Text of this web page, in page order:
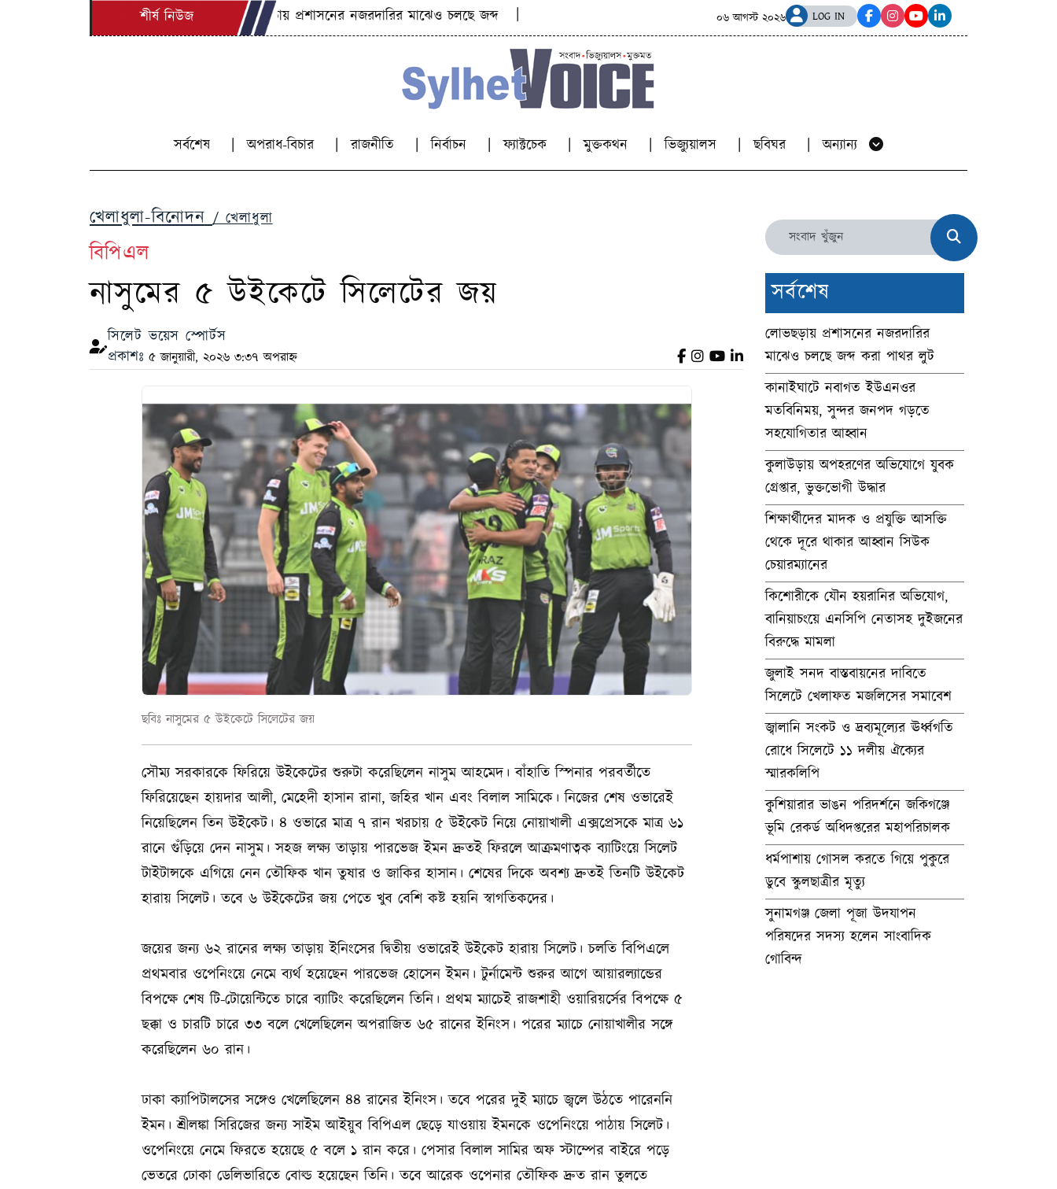
শীর্ষ নিউজ লোভছড়ায় প্রশাসনের নজরদারির মাঝেও চলছে জব্দ করা পাথর লুট কিশোরীকে যৌন হয়রানির অভিযোগ, বানিয়াচংয়ে এনসিপি নেতাসহ দুইজনের বিরুদ্ধে মামলা
| ০৬ আগস্ট ২০২৬ LOG IN
সর্বশেষ অপরাধ-বিচার রাজনীতি নির্বাচন ফ্যাক্টচেক মুক্তকথন ভিজ্যুয়ালস ছবিঘর অন্যান্য
খেলাধুলা-বিনোদন / খেলাধুলা
বিপিএল
নাসুমের ৫ উইকেটে সিলেটের জয়
সিলেট ভয়েস স্পোর্টস
প্রকাশঃ ৫ জানুয়ারী, ২০২৬ ৩:৩৭ অপরাহ্ন
ছবিঃ নাসুমের ৫ উইকেটে সিলেটের জয়
সৌম্য সরকারকে ফিরিয়ে উইকেটের শুরুটা করেছিলেন নাসুম আহমেদ। বাঁহাতি স্পিনার পরবর্তীতে
ফিরিয়েছেন হায়দার আলী, মেহেদী হাসান রানা, জহির খান এবং বিলাল সামিকে। নিজের শেষ ওভারেই
নিয়েছিলেন তিন উইকেট। ৪ ওভারে মাত্র ৭ রান খরচায় ৫ উইকেট নিয়ে নোয়াখালী এক্সপ্রেসকে মাত্র ৬১
রানে গুঁড়িয়ে দেন নাসুম। সহজ লক্ষ্য তাড়ায় পারভেজ ইমন দ্রুতই ফিরলে আক্রমণাত্বক ব্যাটিংয়ে সিলেট
টাইটান্সকে এগিয়ে নেন তৌফিক খান তুষার ও জাকির হাসান। শেষের দিকে অবশ্য দ্রুতই তিনটি উইকেট
হারায় সিলেট। তবে ৬ উইকেটের জয় পেতে খুব বেশি কষ্ট হয়নি স্বাগতিকদের।
জয়ের জন্য ৬২ রানের লক্ষ্য তাড়ায় ইনিংসের দ্বিতীয় ওভারেই উইকেট হারায় সিলেট। চলতি বিপিএলে
প্রথমবার ওপেনিংয়ে নেমে ব্যর্থ হয়েছেন পারভেজ হোসেন ইমন। টুর্নামেন্ট শুরুর আগে আয়ারল্যান্ডের
বিপক্ষে শেষ টি-টোয়েন্টিতে চারে ব্যাটিং করেছিলেন তিনি। প্রথম ম্যাচেই রাজশাহী ওয়ারিয়র্সের বিপক্ষে ৫
ছক্কা ও চারটি চারে ৩৩ বলে খেলেছিলেন অপরাজিত ৬৫ রানের ইনিংস। পরের ম্যাচে নোয়াখালীর সঙ্গে
করেছিলেন ৬০ রান।
ঢাকা ক্যাপিটালসের সঙ্গেও খেলেছিলেন ৪৪ রানের ইনিংস। তবে পরের দুই ম্যাচে জ্বলে উঠতে পারেননি
ইমন। শ্রীলঙ্কা সিরিজের জন্য সাইম আইয়ুব বিপিএল ছেড়ে যাওয়ায় ইমনকে ওপেনিংয়ে পাঠায় সিলেট।
ওপেনিংয়ে নেমে ফিরতে হয়েছে ৫ বলে ১ রান করে। পেসার বিলাল সামির অফ স্টাম্পের বাইরে পড়ে
ভেতরে ঢোকা ডেলিভারিতে বোল্ড হয়েছেন তিনি। তবে আরেক ওপেনার তৌফিক দ্রুত রান তুলতে
সর্বশেষ
লোভছড়ায় প্রশাসনের নজরদারির
মাঝেও চলছে জব্দ করা পাথর লুট
কানাইঘাটে নবাগত ইউএনওর
মতবিনিময়, সুন্দর জনপদ গড়তে
সহযোগিতার আহ্বান
কুলাউড়ায় অপহরণের অভিযোগে যুবক
গ্রেপ্তার, ভুক্তভোগী উদ্ধার
শিক্ষার্থীদের মাদক ও প্রযুক্তি আসক্তি
থেকে দূরে থাকার আহ্বান সিউক
চেয়ারম্যানের
কিশোরীকে যৌন হয়রানির অভিযোগ,
বানিয়াচংয়ে এনসিপি নেতাসহ দুইজনের
বিরুদ্ধে মামলা
জুলাই সনদ বাস্তবায়নের দাবিতে
সিলেটে খেলাফত মজলিসের সমাবেশ
জ্বালানি সংকট ও দ্রব্যমূল্যের ঊর্ধ্বগতি
রোধে সিলেটে ১১ দলীয় ঐক্যের
স্মারকলিপি
কুশিয়ারার ভাঙন পরিদর্শনে জকিগঞ্জে
ভূমি রেকর্ড অধিদপ্তরের মহাপরিচালক
ধর্মপাশায় গোসল করতে গিয়ে পুকুরে
ডুবে স্কুলছাত্রীর মৃত্যু
সুনামগঞ্জ জেলা পূজা উদযাপন
পরিষদের সদস্য হলেন সাংবাদিক
গোবিন্দ